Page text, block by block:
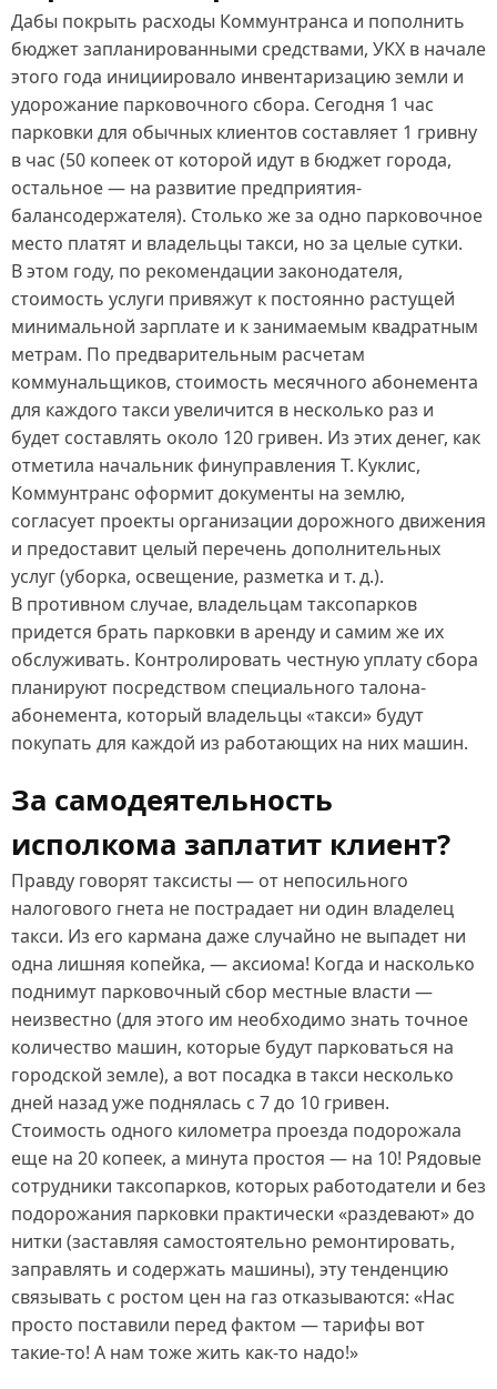
Дабы покрыть расходы Коммунтранса и пополнить
бюджет запланированными средствами, УКХ в начале
этого года инициировало инвентаризацию земли и
удорожание парковочного сбора. Сегодня 1 час
парковки для обычных клиентов составляет 1 гривну
в час (50 копеек от которой идут в бюджет города,
остальное — на развитие предприятия-
балансодержателя). Столько же за одно парковочное
место платят и владельцы такси, но за целые сутки.
В этом году, по рекомендации законодателя,
стоимость услуги привяжут к постоянно растущей
минимальной зарплате и к занимаемым квадратным
метрам. По предварительным расчетам
коммунальщиков, стоимость месячного абонемента
для каждого такси увеличится в несколько раз и
будет составлять около 120 гривен. Из этих денег, как
отметила начальник финуправления Т. Куклис,
Коммунтранс оформит документы на землю,
согласует проекты организации дорожного движения
и предоставит целый перечень дополнительных
услуг (уборка, освещение, разметка и т. д.).
В противном случае, владельцам таксопарков
придется брать парковки в аренду и самим же их
обслуживать. Контролировать честную уплату сбора
планируют посредством специального талона-
абонемента, который владельцы «такси» будут
покупать для каждой из работающих на них машин.
За самодеятельность
исполкома заплатит клиент?
Правду говорят таксисты — от непосильного
налогового гнета не пострадает ни один владелец
такси. Из его кармана даже случайно не выпадет ни
одна лишняя копейка, — аксиома! Когда и насколько
поднимут парковочный сбор местные власти —
неизвестно (для этого им необходимо знать точное
количество машин, которые будут парковаться на
городской земле), а вот посадка в такси несколько
дней назад уже поднялась с 7 до 10 гривен.
Стоимость одного километра проезда подорожала
еще на 20 копеек, а минута простоя — на 10! Рядовые
сотрудники таксопарков, которых работодатели и без
подорожания парковки практически «раздевают» до
нитки (заставляя самостоятельно ремонтировать,
заправлять и содержать машины), эту тенденцию
связывать с ростом цен на газ отказываются: «Нас
просто поставили перед фактом — тарифы вот
такие‑то! А нам тоже жить как‑то надо!»